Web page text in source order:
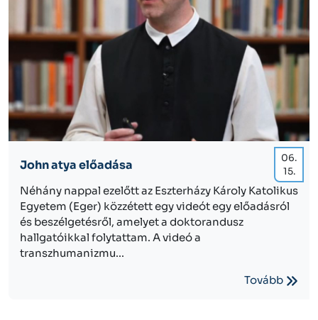
06.
15.
John atya előadása
Néhány nappal ezelőtt az Eszterházy Károly Katolikus
Egyetem (Eger) közzétett egy videót egy előadásról
és beszélgetésről, amelyet a doktorandusz
hallgatóikkal folytattam. A videó a
transzhumanizmu...
Tovább